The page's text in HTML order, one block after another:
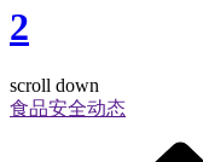
2
scroll down
食品安全动态